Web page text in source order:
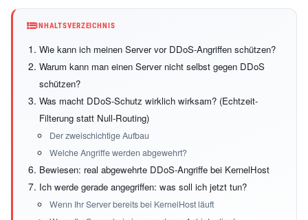
INHALTSVERZEICHNIS
Wie kann ich meinen Server vor DDoS-Angriffen schützen?
Warum kann man einen Server nicht selbst gegen DDoS
schützen?
Was macht DDoS-Schutz wirklich wirksam? (Echtzeit-
Filterung statt Null-Routing)
Der zweischichtige Aufbau
Welche Angriffe werden abgewehrt?
Bewiesen: real abgewehrte DDoS-Angriffe bei KernelHost
Ich werde gerade angegriffen: was soll ich jetzt tun?
Wenn Ihr Server bereits bei KernelHost läuft